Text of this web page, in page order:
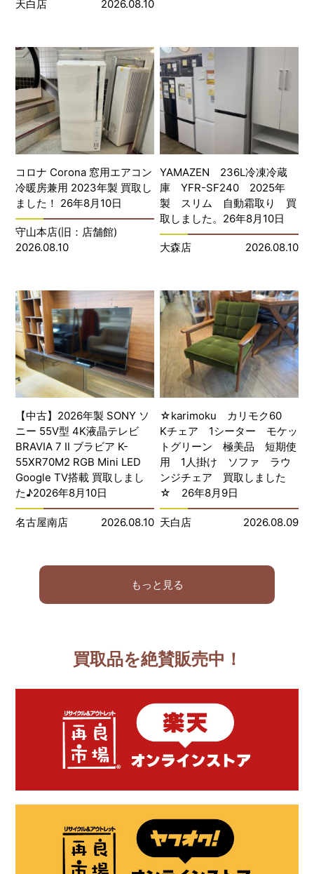
天白店 2026.08.10
コロナ Corona 窓用エアコン
冷暖房兼用 2023年製 買取し
ました！ 26年8月10日
守山本店(旧：店舗館)
2026.08.10
YAMAZEN 236L冷凍冷蔵
庫 YFR-SF240 2025年
製 スリム 自動霜取り 買
取しました。26年8月10日
大森店 2026.08.10
【中古】2026年製 SONY ソ
ニー 55V型 4K液晶テレビ
BRAVIA 7 Ⅱ ブラビア K-
55XR70M2 RGB Mini LED
Google TV搭載 買取しまし
た♪2026年8月10日
名古屋南店 2026.08.10
☆karimoku カリモク60
Kチェア 1シーター モケッ
トグリーン 極美品 短期使
用 1人掛け ソファ ラウ
ンジチェア 買取しました
☆ 26年8月9日
天白店 2026.08.09
もっと見る
買取品を絶賛販売中！